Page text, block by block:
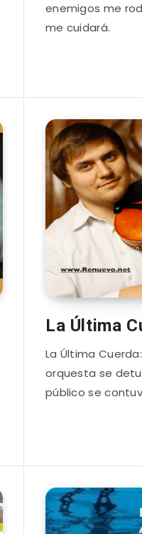
enemigos me
me cuidará.
La Última
La Última
orquesta se
público se